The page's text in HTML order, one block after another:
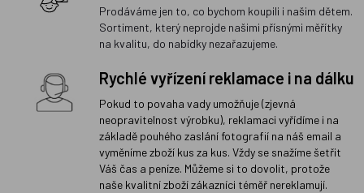
Prodáváme jen to, co bychom koupili i našim dětem.
Sortiment, který neprojde našimi přísnými měřítky
na kvalitu, do nabídky nezařazujeme.
Rychlé vyřízení reklamace i na dálku
Pokud to povaha vady umožňuje (zjevná
neopravitelnost výrobku), reklamaci vyřídíme i na
základě pouhého zaslání fotografií na náš email a
vyměníme zboží kus za kus. Vždy se snažíme šetřit
Váš čas a peníze. Můžeme si to dovolit, protože
naše kvalitní zboží zákazníci téměř nereklamují.